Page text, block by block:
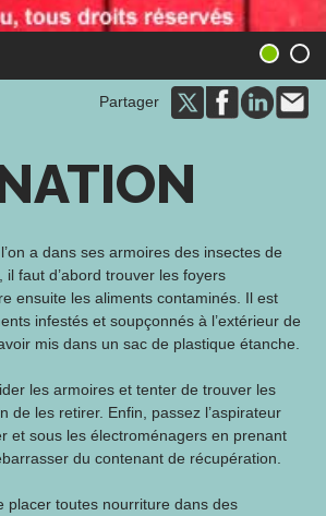
1 2
Partager
l’on a dans ses armoires des insectes de
faut d’abord trouver les foyers
ensuite les aliments contaminés. Il est
infestés et soupçonnés à l’extérieur de
mis dans un sac de plastique étanche.
les armoires et tenter de trouver les
de les retirer. Enfin, passez l’aspirateur
et sous les électroménagers en prenant
du contenant de récupération.
placer toutes nourriture dans des